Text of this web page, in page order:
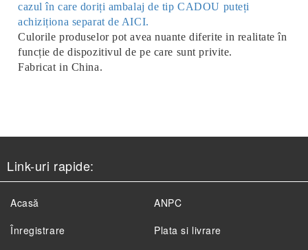
cazul în care doriți ambalaj de tip CADOU puteți
achiziționa separat de AICI.
Culorile produselor pot avea nuante diferite in realitate în
funcție de dispozitivul de pe care sunt privite.
Fabricat in China.
Link-uri rapide:
Acasă
Înregistrare
ANPC
Plata si livrare